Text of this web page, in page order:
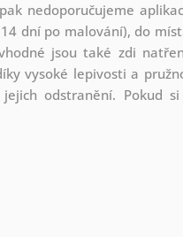
nedoporučujeme
dní po malování), do
jsou také zdi
vysoké lepivosti a
odstranění. Pokud